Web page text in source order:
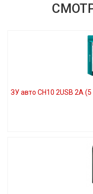
ЗУ авто CH10 2USB 2A